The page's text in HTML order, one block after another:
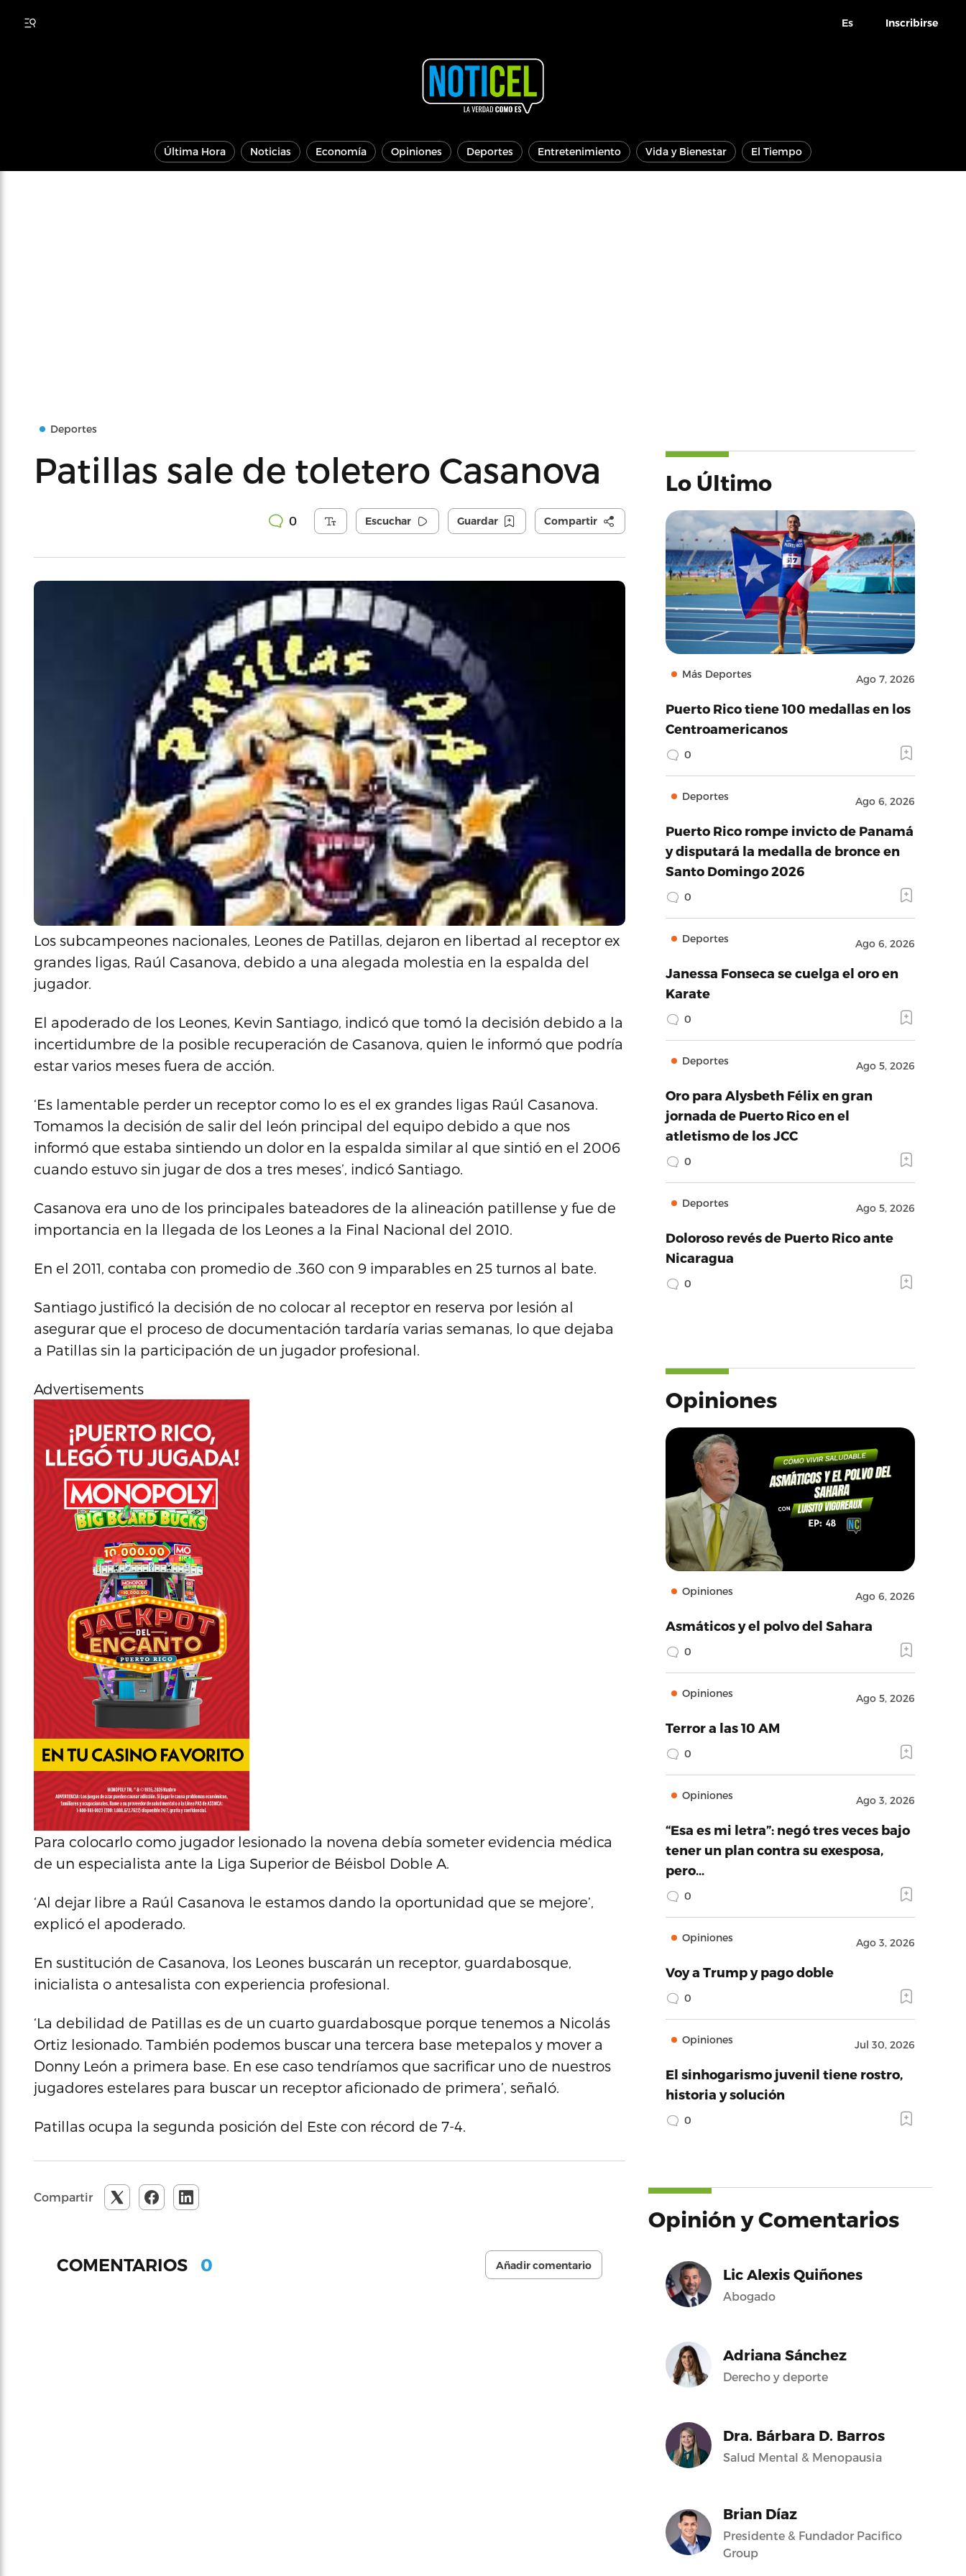
Es Inscribirse
Última Hora Noticias Economía Opiniones Deportes Entretenimiento Vida y Bienestar El Tiempo
Deportes
Patillas sale de toletero Casanova
0 Escuchar Guardar Compartir
Los subcampeones nacionales, Leones de Patillas, dejaron en libertad al receptor ex
grandes ligas, Raúl Casanova, debido a una alegada molestia en la espalda del
jugador.
El apoderado de los Leones, Kevin Santiago, indicó que tomó la decisión debido a la
incertidumbre de la posible recuperación de Casanova, quien le informó que podría
estar varios meses fuera de acción.
‘Es lamentable perder un receptor como lo es el ex grandes ligas Raúl Casanova.
Tomamos la decisión de salir del león principal del equipo debido a que nos
informó que estaba sintiendo un dolor en la espalda similar al que sintió en el 2006
cuando estuvo sin jugar de dos a tres meses’, indicó Santiago.
Casanova era uno de los principales bateadores de la alineación patillense y fue de
importancia en la llegada de los Leones a la Final Nacional del 2010.
En el 2011, contaba con promedio de .360 con 9 imparables en 25 turnos al bate.
Santiago justificó la decisión de no colocar al receptor en reserva por lesión al
asegurar que el proceso de documentación tardaría varias semanas, lo que dejaba
a Patillas sin la participación de un jugador profesional.
Advertisements
Para colocarlo como jugador lesionado la novena debía someter evidencia médica
de un especialista ante la Liga Superior de Béisbol Doble A.
‘Al dejar libre a Raúl Casanova le estamos dando la oportunidad que se mejore’,
explicó el apoderado.
En sustitución de Casanova, los Leones buscarán un receptor, guardabosque,
inicialista o antesalista con experiencia profesional.
‘La debilidad de Patillas es de un cuarto guardabosque porque tenemos a Nicolás
Ortiz lesionado. También podemos buscar una tercera base metepalos y mover a
Donny León a primera base. En ese caso tendríamos que sacrificar uno de nuestros
jugadores estelares para buscar un receptor aficionado de primera’, señaló.
Patillas ocupa la segunda posición del Este con récord de 7-4.
Compartir
COMENTARIOS 0 Añadir comentario
Lo Último
Más Deportes Ago 7, 2026
Puerto Rico tiene 100 medallas en los
Centroamericanos
0
Deportes Ago 6, 2026
Puerto Rico rompe invicto de Panamá
y disputará la medalla de bronce en
Santo Domingo 2026
0
Deportes Ago 6, 2026
Janessa Fonseca se cuelga el oro en
Karate
0
Deportes Ago 5, 2026
Oro para Alysbeth Félix en gran
jornada de Puerto Rico en el
atletismo de los JCC
0
Deportes Ago 5, 2026
Doloroso revés de Puerto Rico ante
Nicaragua
0
Opiniones
Opiniones Ago 6, 2026
Asmáticos y el polvo del Sahara
0
Opiniones Ago 5, 2026
Terror a las 10 AM
0
Opiniones Ago 3, 2026
“Esa es mi letra”: negó tres veces bajo
tener un plan contra su exesposa,
pero…
0
Opiniones Ago 3, 2026
Voy a Trump y pago doble
0
Opiniones Jul 30, 2026
El sinhogarismo juvenil tiene rostro,
historia y solución
0
Opinión y Comentarios
Lic Alexis Quiñones
Abogado
Adriana Sánchez
Derecho y deporte
Dra. Bárbara D. Barros
Salud Mental & Menopausia
Brian Díaz
Presidente & Fundador Pacifico
Group